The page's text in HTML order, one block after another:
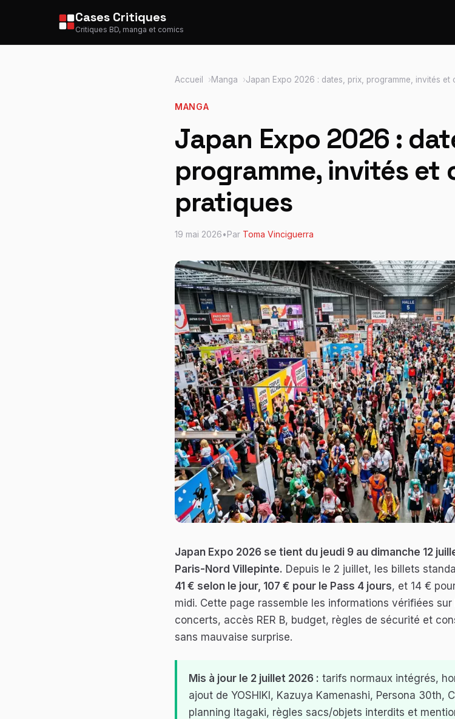
Cases Critiques
Critiques BD, manga et comics
Accueil Manga Japan Expo 2026 : dates, prix, programme, invités et
MANGA
Japan Expo 2026 :
programme, invités et
pratiques
19 mai 2026•Par Toma Vinciguerra
Japan Expo 2026 se tient du jeudi 9 au dimanche 12
Paris-Nord Villepinte. Depuis le 2 juillet, les billets
41 € selon le jour, 107 € pour le Pass 4 jours, et 14 €
midi. Cette page rassemble les informations vérifiées
concerts, accès RER B, budget, règles de sécurité et
sans mauvaise surprise.
Mis à jour le 2 juillet 2026 : tarifs normaux intégrés,
ajout de YOSHIKI, Kazuya Kamenashi, Persona 30th,
planning Itagaki, règles sacs/objets interdits et